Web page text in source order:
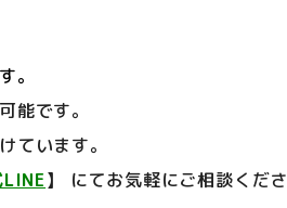
。
能です。
ています。
】
にてお気軽にご相談くださ